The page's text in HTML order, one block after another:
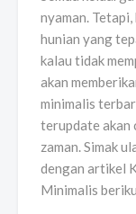
nyaman.
hunian yang
kalau tidak
akan
minimalis
terupdate akan
zaman. Simak
dengan artikel
Minimalis